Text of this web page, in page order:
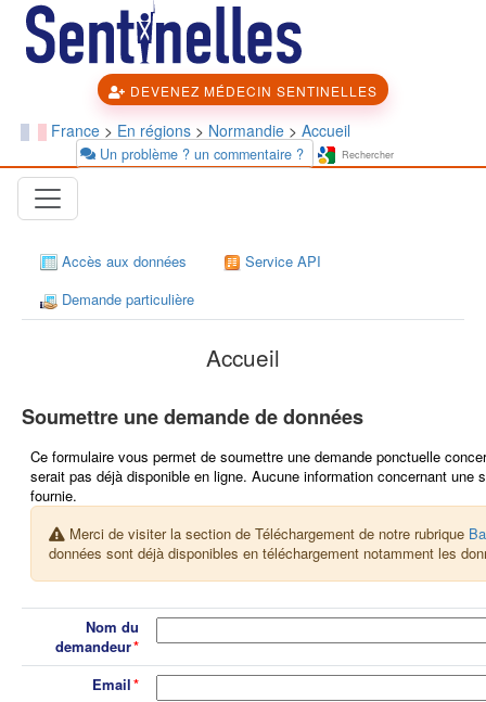
DEVENEZ MÉDECIN SENTINELLES
France > En régions > Normandie > Accueil
Un problème ? un commentaire ?
Accès aux données
Service API
Demande particulière
Accueil
Soumettre une demande de données
Ce formulaire vous permet de soumettre une demande ponctuelle
serait pas déjà disponible en ligne. Aucune information concernant une
fournie.
Merci de visiter la section de Téléchargement de notre rubrique
données sont déjà disponibles en téléchargement notamment les
Nom du
demandeur
Email